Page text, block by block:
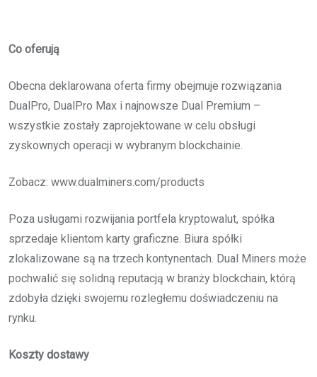
Co oferują
Obecna deklarowana oferta firmy obejmuje rozwiązania
DualPro, DualPro Max i najnowsze Dual Premium –
wszystkie zostały zaprojektowane w celu obsługi
zyskownych operacji w wybranym blockchainie.
Zobacz: www.dualminers.com/products
Poza usługami rozwijania portfela kryptowalut, spółka
sprzedaje klientom karty graficzne. Biura spółki
zlokalizowane są na trzech kontynentach. Dual Miners może
pochwalić się solidną reputacją w branży blockchain, którą
zdobyła dzięki swojemu rozległemu doświadczeniu na
rynku.
Koszty dostawy